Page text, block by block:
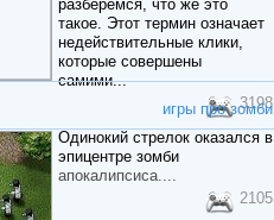
разберемся, что же это
такое. Этот термин означает
недействительные клики,
которые совершены
самими...
3198
игры про зомби
Одинокий стрелок оказался в
эпицентре зомби
апокалипсиса....
2105